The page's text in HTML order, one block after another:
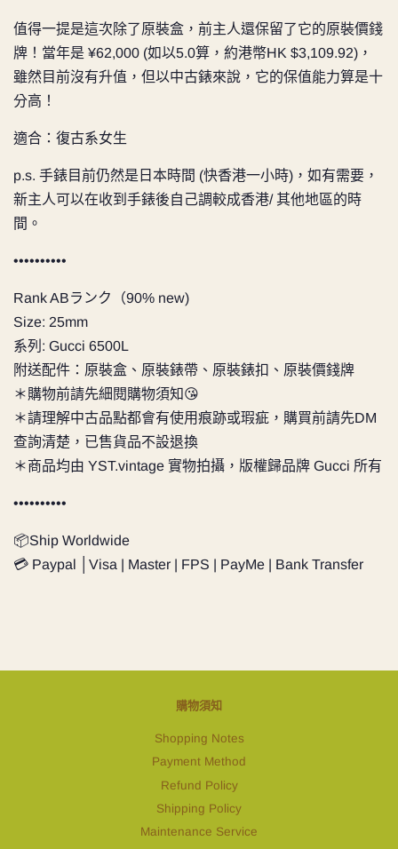
值得一提是這次除了原裝盒，前主人還保留了它的原裝價錢
牌！當年是 ¥62,000 (如以5.0算，約港幣HK $3,109.92)，
雖然目前沒有升值，但以中古錶來說，它的保值能力算是十
分高！
適合：復古系女生
p.s. 手錶目前仍然是日本時間 (快香港一小時)，如有需要，
新主人可以在收到手錶後自己調較成香港/ 其他地區的時
間。
••••••••••
Rank ABランク（90% new)
Size: 25mm
系列: Gucci 6500L
附送配件：原裝盒、原裝錶帶、原裝錶扣、原裝價錢牌
＊購物前請先細閱購物須知😘
＊請理解中古品點都會有使用痕跡或瑕疵，購買前請先DM
查詢清楚，已售貨品不設退換
＊商品均由 YST.vintage 實物拍攝，版權歸品牌 Gucci 所有
••••••••••
📦Ship Worldwide
💳 Paypal │Visa | Master | FPS | PayMe | Bank Transfer
購物須知
Shopping Notes
Payment Method
Refund Policy
Shipping Policy
Maintenance Service